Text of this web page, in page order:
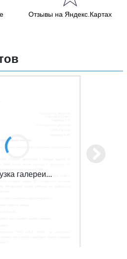
Отзывы на Яндекс.Картах
галереи...